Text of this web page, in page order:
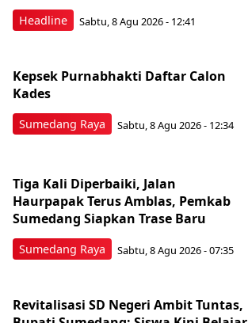
Headline Sabtu, 8 Agu 2026 - 12:41
Sumedang Raya
Kepsek Purnabhakti Daftar Calon
Kades
Sabtu, 8 Agu 2026 - 12:34
Sumedang Raya
Tiga Kali Diperbaiki, Jalan
Haurpapak Terus Amblas, Pemkab
Sumedang Siapkan Trase Baru
Sabtu, 8 Agu 2026 - 07:35
Revitalisasi SD Negeri Ambit Tuntas,